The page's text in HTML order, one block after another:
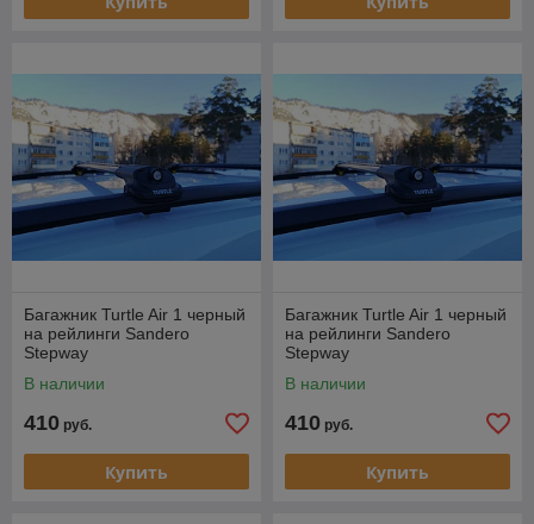
Багажник Turtle Air 1 черный
на рейлинги Sandero
Stepway
В наличии
410 руб.
Купить
Багажник Turtle Air 1 черный
на рейлинги Sandero
Stepway
В наличии
410 руб.
Купить